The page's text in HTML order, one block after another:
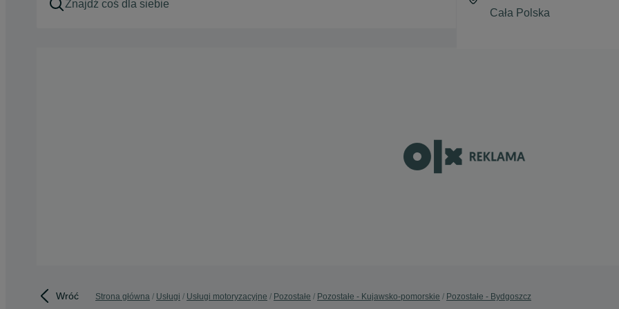
Wróć Strona główna Usługi Usługi motoryzacyjne Pozostałe Pozostałe - Kujawsko-pomorskie Pozostałe - Bydgoszcz